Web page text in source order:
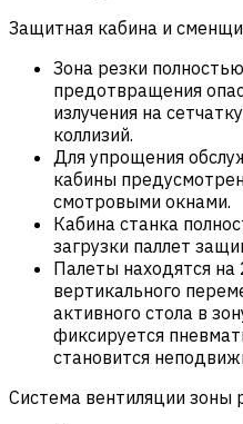
Защитная кабина и
Зона резки
предотвращения
излучения на
коллизий.
Для упрощения
кабины
смотровыми окнами.
Кабина станка
загрузки паллет
Палеты находятся на
вертикального
активного стола в
фиксируется
становится
Система вентиляции зоны